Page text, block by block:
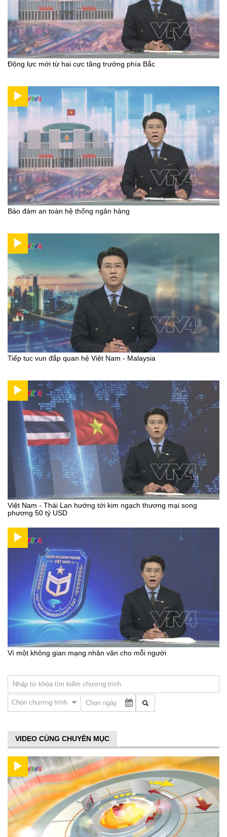
Động lực mới từ hai cực tăng trưởng phía Bắc
Bảo đảm an toàn hệ thống ngân hàng
Tiếp tục vun đắp quan hệ Việt Nam - Malaysia
Việt Nam - Thái Lan hướng tới kim ngạch thương mại song
phương 50 tỷ USD
Vì một không gian mạng nhân văn cho mỗi người
Chọn chương trình
VIDEO CÙNG CHUYÊN MỤC